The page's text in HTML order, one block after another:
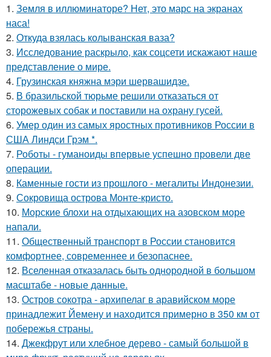
1. Земля в иллюминаторе? Нет, это марс на экранах
наса!
2. Откуда взялась колыванская ваза?
3. Исследование раскрыло, как соцсети искажают наше
представление о мире.
4. Грузинская княжна мэри шервашидзе.
5. В бразильской тюрьме решили отказаться от
сторожевых собак и поставили на охрану гусей.
6. Умер один из самых яростных противников России в
США Линдси Грэм *.
7. Роботы - гуманоиды впервые успешно провели две
операции.
8. Каменные гости из прошлого - мегалиты Индонезии.
9. Сокровища острова Монте-кристо.
10. Морские блохи на отдыхающих на азовском море
напали.
11. Общественный транспорт в России становится
комфортнее, современнее и безопаснее.
12. Вселенная отказалась быть однородной в большом
масштабе - новые данные.
13. Остров сокотра - архипелаг в аравийском море
принадлежит Йемену и находится примерно в 350 км от
побережья страны.
14. Джекфрут или хлебное дерево - самый большой в